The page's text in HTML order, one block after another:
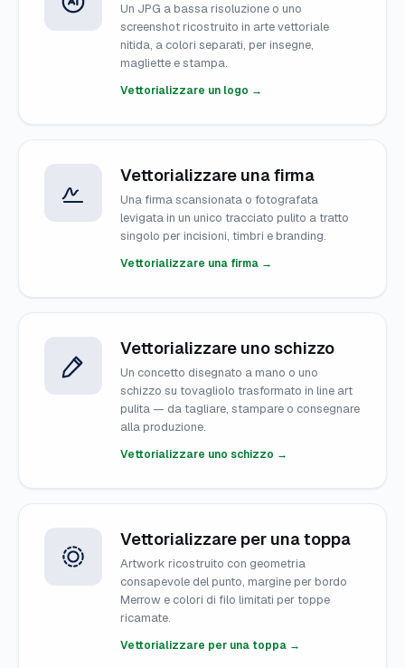
Un JPG a bassa risoluzione o uno
screenshot ricostruito in arte vettoriale
nitida, a colori separati, per insegne,
magliette e stampa.
Vettorializzare un logo →
Vettorializzare una firma
Una firma scansionata o fotografata
levigata in un unico tracciato pulito a tratto
singolo per incisioni, timbri e branding.
Vettorializzare una firma →
Vettorializzare uno schizzo
Un concetto disegnato a mano o uno
schizzo su tovagliolo trasformato in line art
pulita — da tagliare, stampare o consegnare
alla produzione.
Vettorializzare uno schizzo →
Vettorializzare per una toppa
Artwork ricostruito con geometria
consapevole del punto, margine per bordo
Merrow e colori di filo limitati per toppe
ricamate.
Vettorializzare per una toppa →